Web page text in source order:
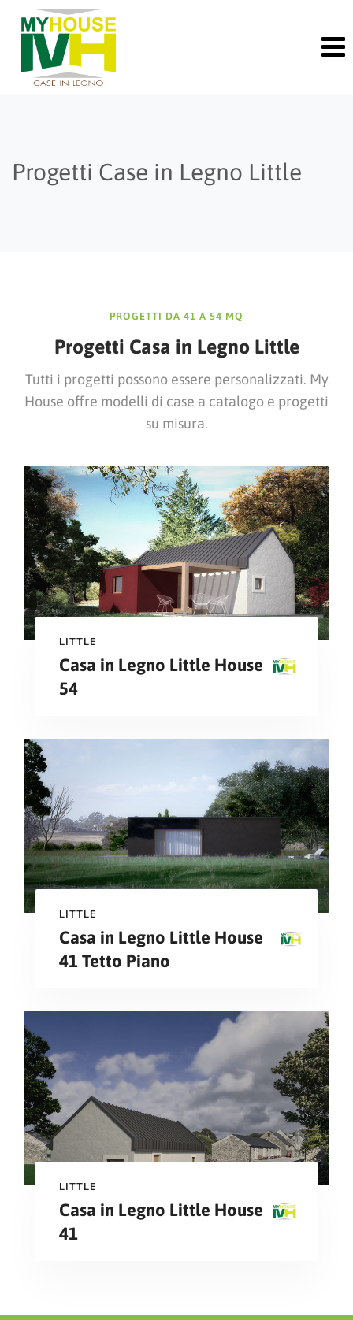
content
Progetti Case in Legno Little
PROGETTI DA 41 A 54 MQ
Progetti Casa in Legno Little
Tutti i progetti possono essere personalizzati. My
House offre modelli di case a catalogo e progetti
su misura.
LITTLE
Casa in Legno Little House
54
LITTLE
Casa in Legno Little House
41 Tetto Piano
LITTLE
Casa in Legno Little House
41